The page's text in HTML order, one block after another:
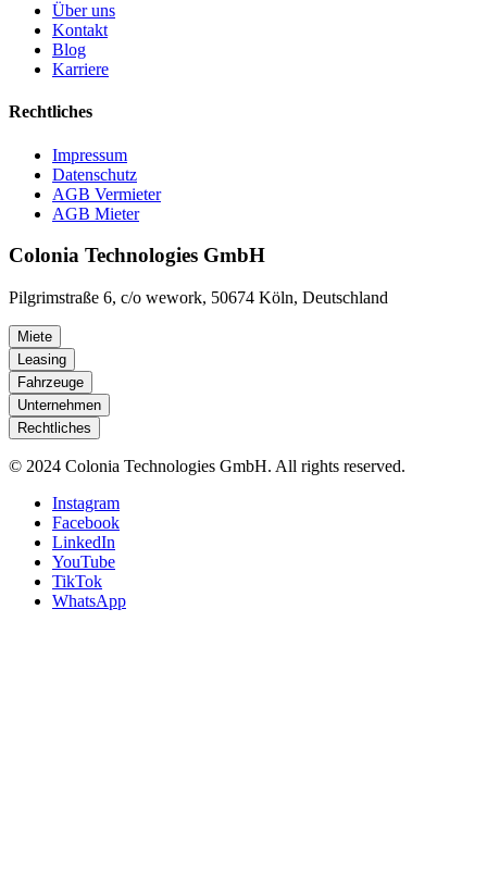
Über uns
Kontakt
Blog
Karriere
Rechtliches
Impressum
Datenschutz
AGB Vermieter
AGB Mieter
Colonia Technologies GmbH
Pilgrimstraße 6, c/o wework, 50674 Köln, Deutschland
Miete
Leasing
Fahrzeuge
Unternehmen
Rechtliches
© 2024 Colonia Technologies GmbH. All rights reserved.
Instagram
Facebook
LinkedIn
YouTube
TikTok
WhatsApp